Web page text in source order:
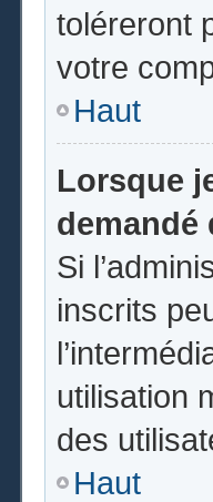
toléreront
votre
Haut
Lorsque
demandé
Si
inscrits
utilisation
des
Haut